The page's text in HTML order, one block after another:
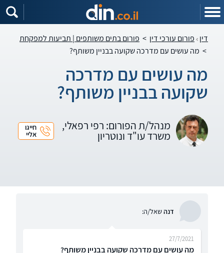
דין פורום עורכי דין > פורום בתים משותפים | תביעות למפקחת
> מה עושים עם מדרכה שקועה בבניין משותף?
מה עושים עם מדרכה
שקועה בבניין משותף?
מנהל/ת הפורום: רפי רפאלי,
משרד עו"ד ונוטריון
חייגו
אליי
דנהשאל/ה:
מה עושים עם מדרכה שקועה בבניין משותף?
27/7/2021